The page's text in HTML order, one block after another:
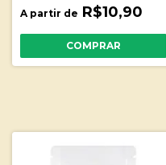
A partir de R$10,90
COMPRAR